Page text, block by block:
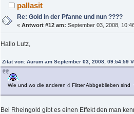
pallasit
Re: Gold in der Pfanne und nun ????
«Antwort #12 am: September 03, 2008,
Hallo Lutz,
Zitat von: Aurum am September 03, 2008, 09:54:59
Wie und wo die anderen 4 Flitter Abbgeblieben sind
Bei Rheingold gibt es einen Effekt den man